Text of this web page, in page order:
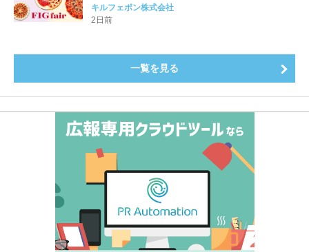
をたっぷりと。新作を含め、イチジク尽くしの全4種が
登場8月20日（木）スタート
キルフェボン株式会社
2日前
一覧を見る